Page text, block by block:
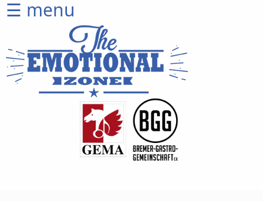
☰ menu
Home
CD
Shop
Ticketshop